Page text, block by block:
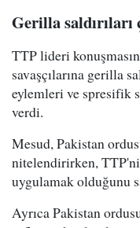
Gerilla saldırıları
TTP lideri
savaşçılarına gerilla
eylemleri ve spresifik
verdi.
Mesud, Pakistan
nitelendirirken,
uygulamak olduğunu
Ayrıca Pakistan